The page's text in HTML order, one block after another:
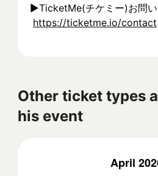
▶︎TicketMe(チケミー)お問
https://ticketme.io/contact
Other ticket types
his event
April